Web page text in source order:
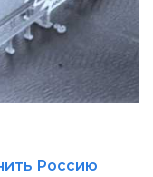
Россию